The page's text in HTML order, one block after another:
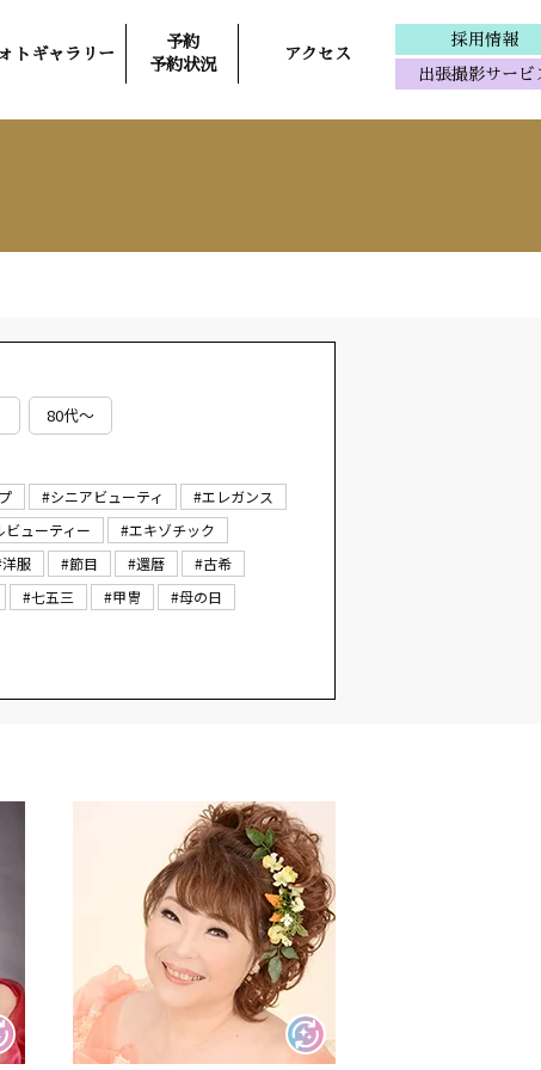
トギャラリー
予約
予約状況
アクセス
採用情報
出張撮影サービ
80代～
#シニアビューティ
#エレガンス
ューティー
#エキゾチック
服 #節目 #還暦
#古希
#七五三 #甲冑
#母の日